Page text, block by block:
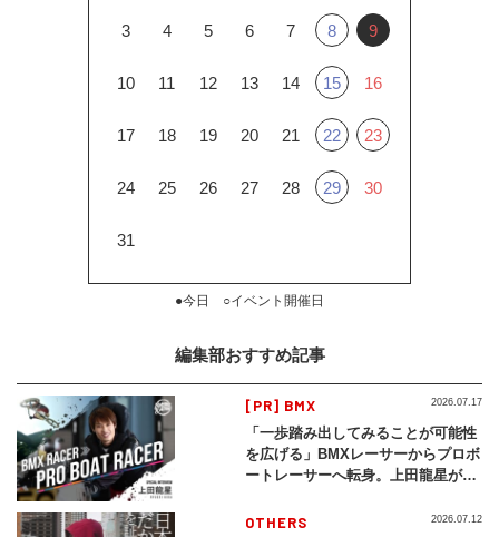
3 4 5 6 7 8 9
10 11 12 13 14 15 16
17 18 19 20 21 22 23
24 25 26 27 28 29 30
31
●今日 ○イベント開催日
編集部おすすめ記事
[PR] BMX
「一歩踏み出してみることが可能性
を広げる」BMXレーサーからプロボ
ートレーサーへ転身。上田龍星が体
2026.07.17
OTHERS 2026.07.12